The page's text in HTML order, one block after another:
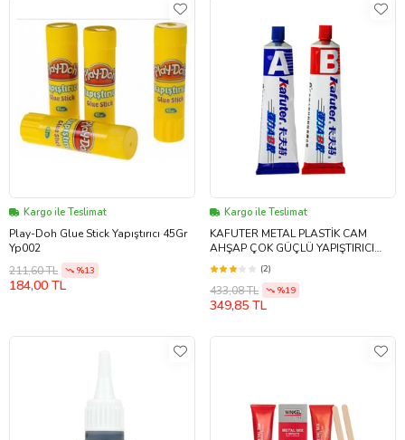
Kargo ile Teslimat
Play-Doh Glue Stick Yapıştırıcı 45Gr
Yp002
211,60 TL
%13
184,00 TL
Kargo ile Teslimat
KAFUTER METAL PLASTİK CAM
AHŞAP ÇOK GÜÇLÜ YAPIŞTIRICI
35X2 70 GR KASA TAMİR İÇİN
(2)
433,08 TL %19
349,85 TL